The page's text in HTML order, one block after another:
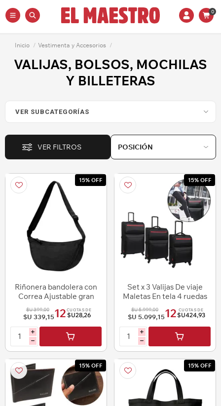
0
Inicio / Vestimenta y Accesorios /
VALIJAS, BOLSOS, MOCHILAS
Y BILLETERAS
VER FILTROS
15% OFF
Riñonera bandolera con
Correa Ajustable gran
capacidad Ushas
$U 399,00
$U 339,1512 CUOTAS DE
$U28,26
i
h
15% OFF
Set x 3 Valijas De viaje
Maletas En tela 4 ruedas
20"25"30"
$U 5.999,00
$U 5.099,1512 CUOTAS DE
$U424,93
i
h
15% OFF 15% OFF